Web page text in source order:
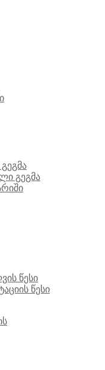
გეგმა
წესი
წესი